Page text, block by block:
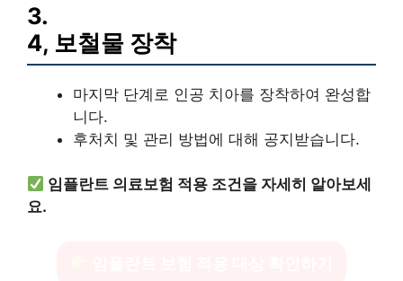
3.
4, 보철물 장착
마지막 단계로 인공 치아를 장착하여 완성합
니다.
후처치 및 관리 방법에 대해 공지받습니다.
임플란트 의료보험 적용 조건을 자세히 알아보세
요.